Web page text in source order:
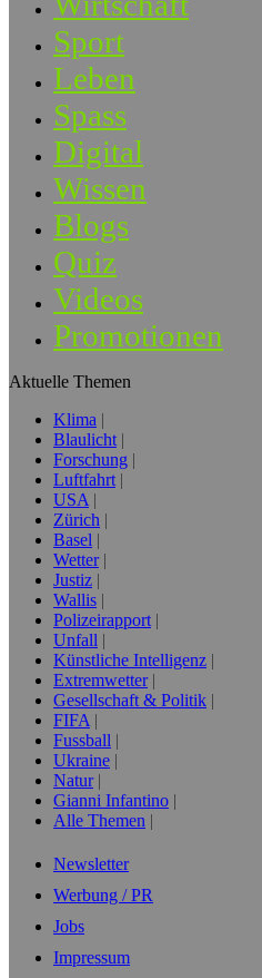
Sport
Leben
Spass
Digital
Wissen
Blogs
Quiz
Videos
Promotionen
Aktuelle Themen
Klima
Blaulicht
Forschung
Luftfahrt
USA
Zürich
Basel
Wetter
Justiz
Wallis
Polizeirapport
Unfall
Künstliche Intelligenz
Extremwetter
Gesellschaft & Politik
FIFA
Fussball
Ukraine
Natur
Gianni Infantino
Alle Themen
Newsletter
Werbung / PR
Jobs
Impressum